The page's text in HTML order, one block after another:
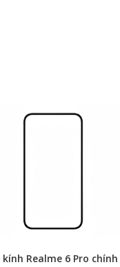
kính Realme 6 Pro chính